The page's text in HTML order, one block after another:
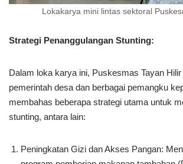
Lokakarya mini lintas sektoral
Strategi Penanggulangan Stunting:
Dalam loka karya ini, Puskesmas Tayan
pemerintah desa dan berbagai pemangku
membahas beberapa strategi utama untuk
stunting, antara lain:
Peningkatan Gizi dan Akses Pangan: